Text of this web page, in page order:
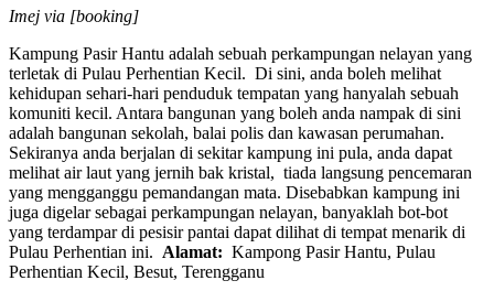
Imej via [booking]
Kampung Pasir Hantu adalah sebuah perkampungan nelayan yang
terletak di Pulau Perhentian Kecil. Di sini, anda boleh melihat
kehidupan sehari-hari penduduk tempatan yang hanyalah sebuah
komuniti kecil. Antara bangunan yang boleh anda nampak di sini
adalah bangunan sekolah, balai polis dan kawasan perumahan.
Sekiranya anda berjalan di sekitar kampung ini pula, anda dapat
melihat air laut yang jernih bak kristal, tiada langsung pencemaran
yang mengganggu pemandangan mata. Disebabkan kampung ini
juga digelar sebagai perkampungan nelayan, banyaklah bot-bot
yang terdampar di pesisir pantai dapat dilihat di tempat menarik di
Pulau Perhentian ini. Alamat: Kampong Pasir Hantu, Pulau
Perhentian Kecil, Besut, Terengganu